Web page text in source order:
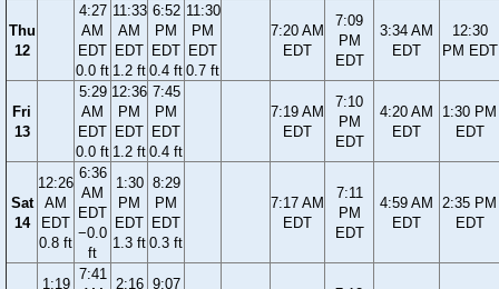
Thu
12
4:27
AM
EDT
0.0 ft
11:33
AM
EDT
1.2 ft
6:52
PM
EDT
0.4 ft
11:30
PM
EDT
0.7 ft
7:20 AM
EDT
7:09
PM
EDT
3:34 AM
EDT
12:30
PM EDT
Fri
13
5:29
AM
EDT
0.0 ft
12:36
PM
EDT
1.2 ft
7:45
PM
EDT
0.4 ft
7:19 AM
EDT
7:10
PM
EDT
4:20 AM
EDT
1:30 PM
EDT
Sat
14
12:26
AM
EDT
0.8 ft
6:36
AM
EDT
−0.0
ft
1:30
PM
EDT
1.3 ft
8:29
PM
EDT
0.3 ft
7:17 AM
EDT
7:11
PM
EDT
4:59 AM
EDT
2:35 PM
EDT
1:19
7:41
2:16 9:07